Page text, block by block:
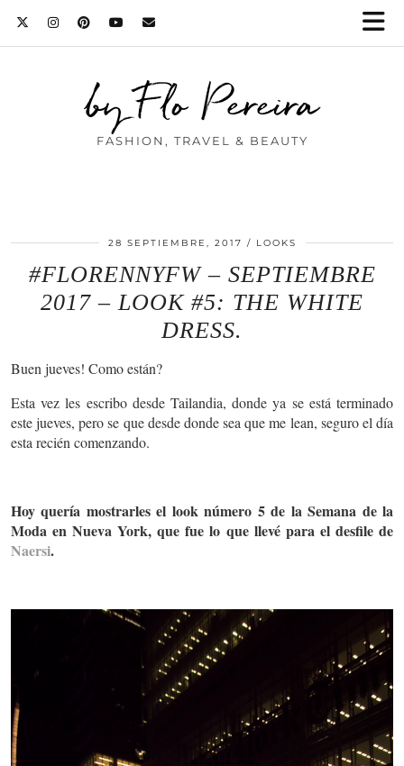
by Flo Pereira
FASHION, TRAVEL & BEAUTY
28 SEPTIEMBRE, 2017 LOOKS
#FLORENNYFW – SEPTIEMBRE
2017 – LOOK #5: THE WHITE
DRESS.
Buen jueves! Como están?
Esta vez les escribo desde Tailandia, donde ya se está terminado
este jueves, pero se que desde donde sea que me lean, seguro el día
esta recién comenzando.
Hoy quería mostrarles el look número 5 de la Semana de la
Moda en Nueva York, que fue lo que llevé para el desfile de
Naersi.